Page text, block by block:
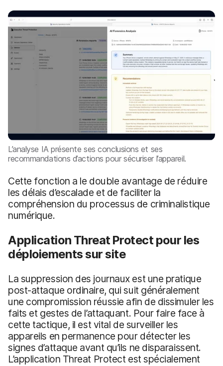
L’analyse IA présente ses conclusions et ses
recommandations d’actions pour sécuriser l’appareil.
Cette fonction a le double avantage de réduire
les délais d’escalade et de faciliter la
compréhension du processus de criminalistique
numérique.
Application Threat Protect pour les
déploiements sur site
La suppression des journaux est une pratique
post-attaque ordinaire, qui suit généralement
une compromission réussie afin de dissimuler les
faits et gestes de l’attaquant. Pour faire face à
cette tactique, il est vital de surveiller les
appareils en permanence pour détecter les
signes d’attaque avant qu’ils ne disparaissent.
L’application Threat Protect est spécialement